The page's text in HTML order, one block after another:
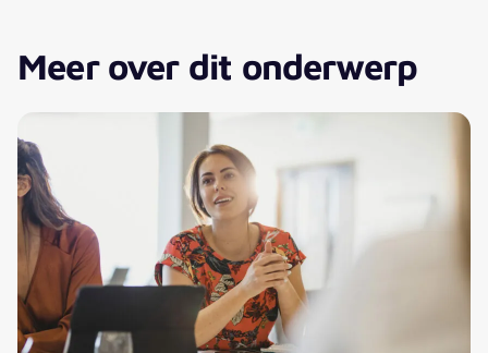
Meer over dit onderwerp